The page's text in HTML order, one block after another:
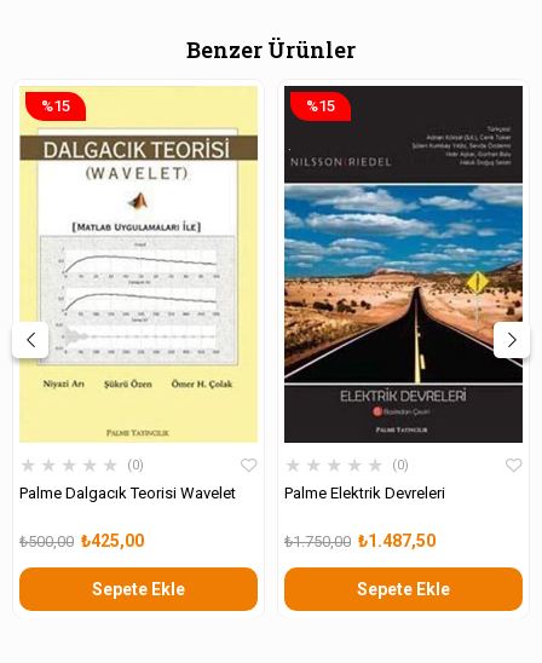
Benzer Ürünler
★ ★ ★ ★ ★ 0
Palme Dalgacık Teorisi Wavelet
₺425,00
₺500,00
Sepete Ekle
%15
★ ★ ★ ★ ★ 0
Palme Elektrik Devreleri
₺1.487,50
₺1.750,00
Sepete Ekle
%15